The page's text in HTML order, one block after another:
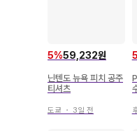
5%59,232원
닌텐도 뉴욕 피치 공주
티셔츠
도쿄 ・ 3일 전
5